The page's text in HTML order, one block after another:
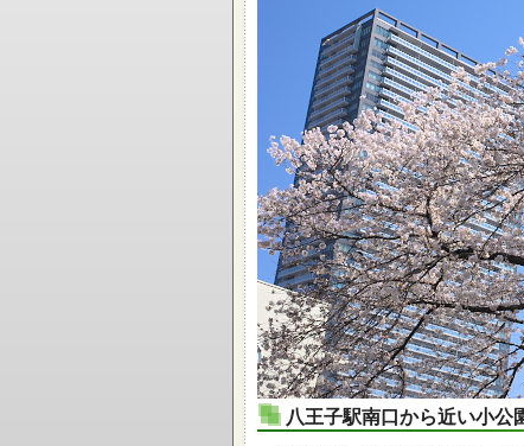
八王子駅南口から近い小公